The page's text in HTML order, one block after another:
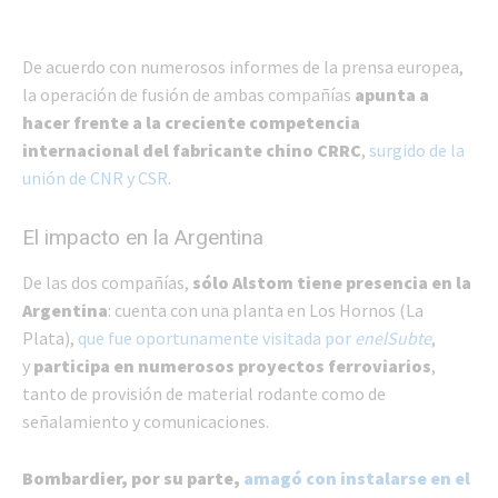
De acuerdo con numerosos informes de la prensa europea,
la operación de fusión de ambas compañías apunta a
hacer frente a la creciente competencia
internacional del fabricante chino CRRC, surgido de la
unión de CNR y CSR.
El impacto en la Argentina
De las dos compañías, sólo Alstom tiene presencia en la
Argentina: cuenta con una planta en Los Hornos (La
Plata), que fue oportunamente visitada por enelSubte,
y participa en numerosos proyectos ferroviarios,
tanto de provisión de material rodante como de
señalamiento y comunicaciones.
Bombardier, por su parte, amagó con instalarse en el